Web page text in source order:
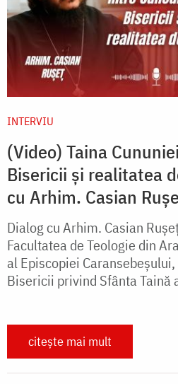
INTERVIU
(Video) Taina
Bisericii și realitatea
cu Arhim. Casian
Dialog cu Arhim. Casian
Facultatea de Teologie din
al Episcopiei
Bisericii privind Sfânta Taină
citește mai mult